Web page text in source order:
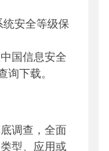
安全等级保
国信息安全
询下载。
调查，全面
型、应用或